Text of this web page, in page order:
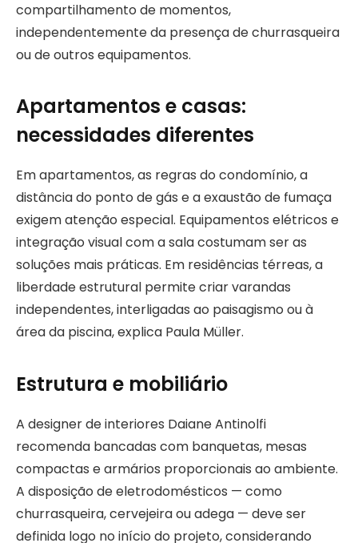
compartilhamento de momentos,
independentemente da presença de churrasqueira
ou de outros equipamentos.
Apartamentos e casas:
necessidades diferentes
Em apartamentos, as regras do condomínio, a
distância do ponto de gás e a exaustão de fumaça
exigem atenção especial. Equipamentos elétricos e
integração visual com a sala costumam ser as
soluções mais práticas. Em residências térreas, a
liberdade estrutural permite criar varandas
independentes, interligadas ao paisagismo ou à
área da piscina, explica Paula Müller.
Estrutura e mobiliário
A designer de interiores Daiane Antinolfi
recomenda bancadas com banquetas, mesas
compactas e armários proporcionais ao ambiente.
A disposição de eletrodomésticos — como
churrasqueira, cervejeira ou adega — deve ser
definida logo no início do projeto, considerando